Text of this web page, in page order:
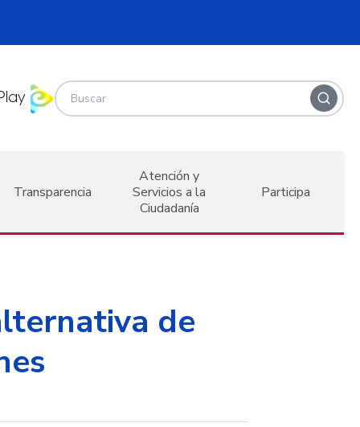
Transparencia
Atención y
Servicios a la
Ciudadanía
Participa
de